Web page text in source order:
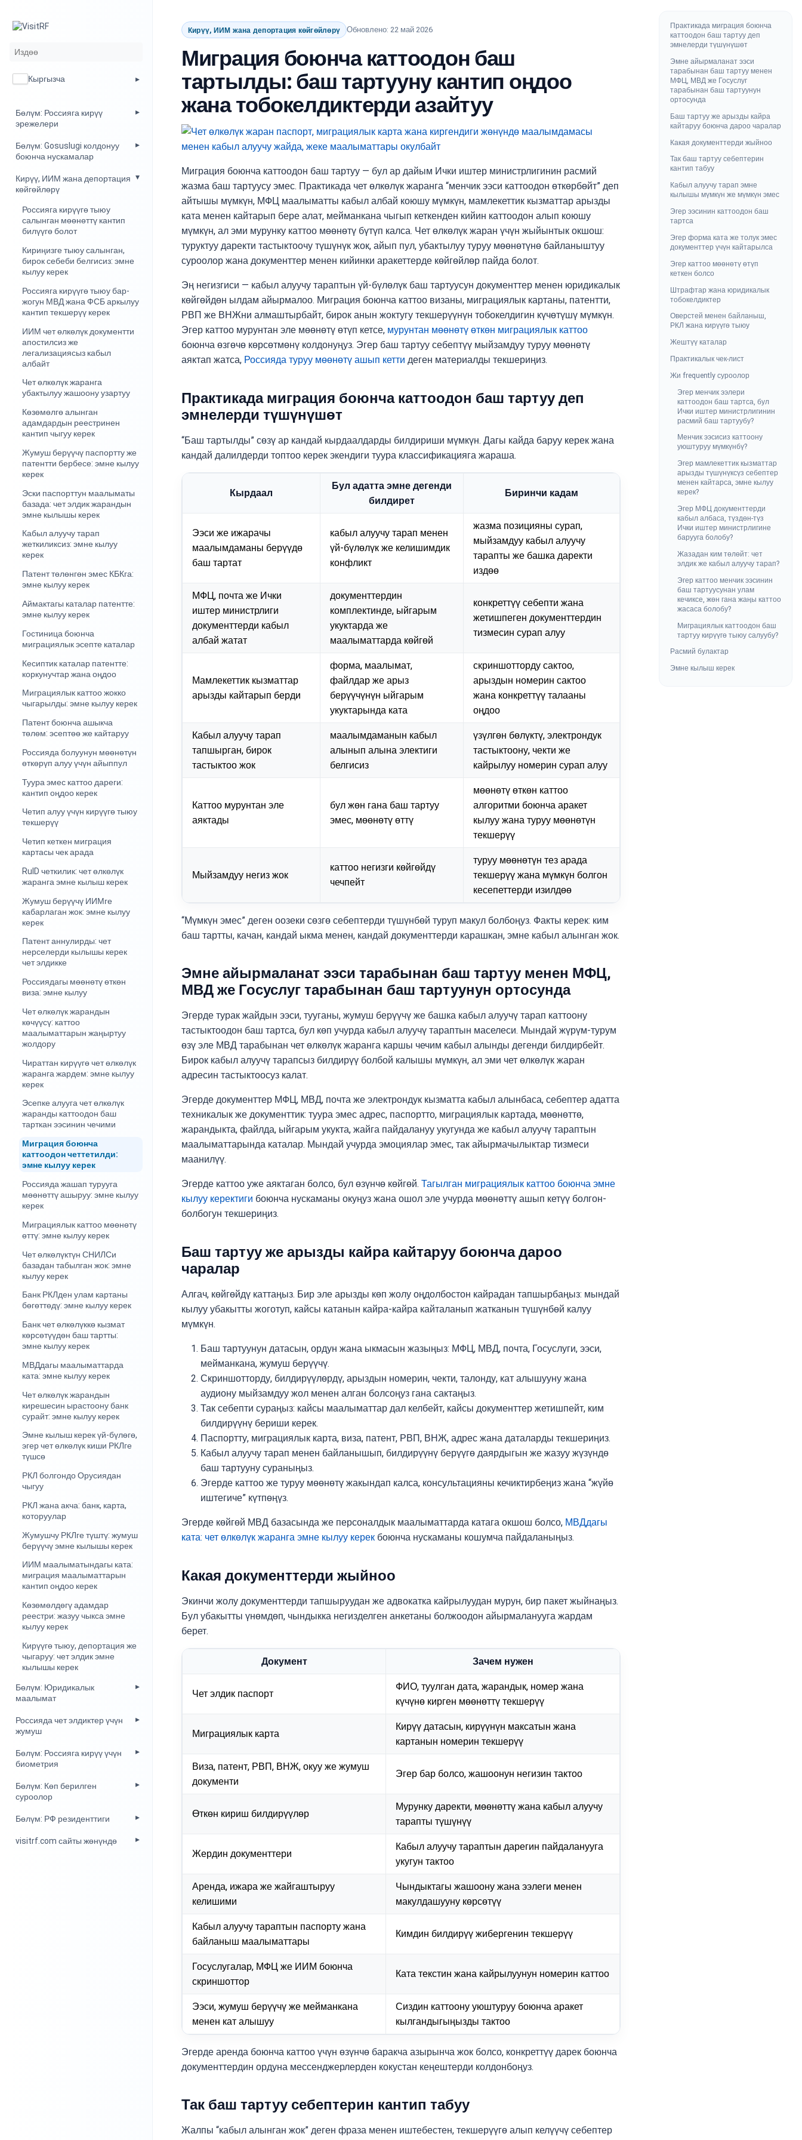
Кыргызча
Бөлүм: Россияга кирүү
эрежелери
Бөлүм: Gosuslugi колдонуу
боюнча нускамалар
Кирүү, ИИМ жана депортация
көйгөйлөрү
Россияга кирүүгө тыюу
салынган мөөнөттү кантип
билүүгө болот
Кириңизге тыюу салынган,
бирок себеби белгисиз: эмне
кылуу керек
Россияга кирүүгө тыюу бар-
жогун МВД жана ФСБ аркылуу
кантип текшерүү керек
ИИМ чет өлкөлүк документти
апостилсиз же
легализациясыз кабыл
албайт
Чет өлкөлүк жаранга
убактылуу жашоону узартуу
Көзөмөлгө алынган
адамдардын реестринен
кантип чыгуу керек
Жумуш берүүчү паспортту же
патентти бербесе: эмне кылуу
керек
Эски паспорттун маалыматы
базада: чет элдик жарандын
эмне кылышы керек
Кабыл алуучу тарап
жеткиликсиз: эмне кылуу
керек
Патент төлөнгөн эмес КБКга:
эмне кылуу керек
Аймактагы каталар патентте:
эмне кылуу керек
Гостиница боюнча
миграциялык эсепте каталар
Кесиптик каталар патентте:
коркунучтар жана оңдоо
Миграциялык каттоо жокко
чыгарылды: эмне кылуу керек
Патент боюнча ашыкча
төлөм: эсептөө же кайтаруу
Россияда болуунун мөөнөтүн
өткөрүп алуу үчүн айыппул
Туура эмес каттоо дареги:
кантип оңдоо керек
Четип алуу үчүн кирүүгө тыюу
текшерүү
Четип кеткен миграция
картасы чек арада
RuID четкилик: чет өлкөлүк
жаранга эмне кылыш керек
Жумуш берүүчү ИИМге
кабарлаган жок: эмне кылуу
керек
Патент аннулирды: чет
нерселерди кылышы керек
чет элдикке
Россиядагы мөөнөтү өткөн
виза: эмне кылуу
Чет өлкөлүк жарандын
көчүүсү: каттоо
маалыматтарын жаңыртуу
жолдору
Чираттан кирүүгө чет өлкөлүк
жаранга жардем: эмне кылуу
керек
Эсепке алууга чет өлкөлүк
жаранды каттоодон баш
тарткан ээсинин чечими
Миграция боюнча
каттоодон четтетилди:
эмне кылуу керек
Россияда жашап турууга
мөөнөттү ашыруу: эмне кылуу
керек
Миграциялык каттоо мөөнөтү
өттү: эмне кылуу керек
Чет өлкөлүктүн СНИЛСи
базадан табылган жок: эмне
кылуу керек
Банк РКЛден улам картаны
бөгөттөдү: эмне кылуу керек
Банк чет өлкөлүккө кызмат
көрсөтүүдөн баш тартты:
эмне кылуу керек
МВДдагы маалыматтарда
ката: эмне кылуу керек
Чет өлкөлүк жарандын
кирешесин ырастоону банк
сурайт: эмне кылуу керек
Эмне кылыш керек үй-бүлөгө,
эгер чет өлкөлүк киши РКЛге
түшсө
РКЛ болгондо Орусиядан
чыгуу
РКЛ жана акча: банк, карта,
которуулар
Жумушчу РКЛге түштү: жумуш
берүүчү эмне кылышы керек
ИИМ маалыматындагы ката:
миграция маалыматтарын
кантип оңдоо керек
Көзөмөлдөгү адамдар
реестри: жазуу чыкса эмне
кылуу керек
Кирүүгө тыюу, депортация же
чыгаруу: чет элдик эмне
кылышы керек
Бөлүм: Юридикалык
маалымат
Россияда чет элдиктер үчүн
жумуш
Бөлүм: Россияга кирүү үчүн
биометрия
Бөлүм: Көп берилген
суроолор
Бөлүм: РФ резиденттиги
visitrf.com сайты жөнүндө
Кирүү, ИИМ жана депортация көйгөйлөрү Обновлено: 22 май 2026
Миграция боюнча каттоодон баш
тартылды: баш тартууну кантип оңдоо
жана тобокелдиктерди азайтуу
Миграция боюнча каттоодон баш тартуу — бул ар дайым Ички иштер министрлигинин расмий
жазма баш тартуусу эмес. Практикада чет өлкөлүк жаранга “менчик ээси каттоодон өткөрбөйт” деп
айтышы мүмкүн, МФЦ маалыматты кабыл албай коюшу мүмкүн, мамлекеттик кызматтар арызды
ката менен кайтарып бере алат, мейманкана чыгып кеткенден кийин каттоодон алып коюшу
мүмкүн, ал эми мурунку каттоо мөөнөтү бүтүп калса. Чет өлкөлүк жаран үчүн жыйынтык окшош:
туруктуу даректи тастыктоочу түшүнүк жок, айып пул, убактылуу туруу мөөнөтүнө байланыштуу
суроолор жана документтер менен кийинки аракеттерде көйгөйлөр пайда болот.
Эң негизгиси — кабыл алуучу тараптын үй-бүлөлүк баш тартуусун документтер менен юридикалык
көйгөйдөн ылдам айырмалоо. Миграция боюнча каттоо визаны, миграциялык картаны, патентти,
РВП же ВНЖни алмаштырбайт, бирок анын жоктугу текшерүүнүн тобокелдигин күчөтүшү мүмкүн.
Эгер каттоо мурунтан эле мөөнөтү өтүп кетсе, мурунтан мөөнөтү өткөн миграциялык каттоо
боюнча өзгөчө көрсөтмөнү колдонуңуз. Эгер баш тартуу себептүү мыйзамдуу туруу мөөнөтү
аяктап жатса, Россияда туруу мөөнөтү ашып кетти деген материалды текшериңиз.
Практикада миграция боюнча каттоодон баш тартуу деп
эмнелерди түшүнүшөт
“Баш тартылды” сөзү ар кандай кырдаалдарды билдириши мүмкүн. Дагы кайда баруу керек жана
кандай далилдерди топтоо керек экендиги туура классификацияга жараша.
Кырдаал
Бул адатта эмне дегенди
билдирет
Биринчи кадам
Ээси же ижарачы
маалымдаманы берүүдө
баш тартат
кабыл алуучу тарап менен
үй-бүлөлүк же келишимдик
конфликт
жазма позицияны сурап,
мыйзамдуу кабыл алуучу
тарапты же башка даректи
издөө
МФЦ, почта же Ички
иштер министрлиги
документтерди кабыл
албай жатат
документтердин
комплектинде, ыйгарым
укуктарда же
маалыматтарда көйгөй
конкреттүү себепти жана
жетишпеген документтердин
тизмесин сурап алуу
Мамлекеттик кызматтар
арызды кайтарып берди
форма, маалымат,
файлдар же арыз
берүүчүнүн ыйгарым
укуктарында ката
скриншотторду сактоо,
арыздын номерин сактоо
жана конкреттүү талааны
оңдоо
Кабыл алуучу тарап
тапшырган, бирок
тастыктоо жок
маалымдаманын кабыл
алынып алына электиги
белгисиз
үзүлгөн бөлүктү, электрондук
тастыктоону, чекти же
кайрылуу номерин сурап алуу
Каттоо мурунтан эле
аяктады
бул жөн гана баш тартуу
эмес, мөөнөтү өттү
мөөнөтү өткөн каттоо
алгоритми боюнча аракет
кылуу жана туруу мөөнөтүн
текшерүү
Мыйзамдуу негиз жок
каттоо негизги көйгөйдү
чечпейт
туруу мөөнөтүн тез арада
текшерүү жана мүмкүн болгон
кесепеттерди изилдөө
“Мүмкүн эмес” деген оозеки сөзгө себептерди түшүнбөй туруп макул болбоңуз. Факты керек: ким
баш тартты, качан, кандай ыкма менен, кандай документтерди карашкан, эмне кабыл алынган жок.
Эмне айырмаланат ээси тарабынан баш тартуу менен МФЦ,
МВД же Госуслуг тарабынан баш тартуунун ортосунда
Эгерде турак жайдын ээси, тууганы, жумуш берүүчү же башка кабыл алуучү тарап каттоону
тастыктоодон баш тартса, бул көп учурда кабыл алуучү тараптын маселеси. Мындай жүрүм-турум
өзү эле МВД тарабынан чет өлкөлүк жаранга каршы чечим кабыл алынды дегенди билдирбейт.
Бирок кабыл алуучү тарапсыз билдирүү болбой калышы мүмкүн, ал эми чет өлкөлүк жаран
адресин тастыктоосуз калат.
Эгерде документтер МФЦ, МВД, почта же электрондук кызматта кабыл алынбаса, себептер адатта
техникалык же документтик: туура эмес адрес, паспортто, миграциялык картада, мөөнөттө,
жарандыкта, файлда, ыйгарым укукта, жайга пайдалануу укугунда же кабыл алуучү тараптын
маалыматтарында каталар. Мындай учурда эмоциялар эмес, так айырмачылыктар тизмеси
маанилүү.
Эгерде каттоо уже аяктаган болсо, бул өзүнчө көйгөй. Тагылган миграциялык каттоо боюнча эмне
кылуу керектиги боюнча нускаманы окуңуз жана ошол эле учурда мөөнөттү ашып кетүү болгон-
болбогун текшериңиз.
Баш тартуу же арызды кайра кайтаруу боюнча дароо
чаралар
Алгач, көйгөйдү каттаңыз. Бир эле арызды көп жолу оңдолбостон кайрадан тапшырбаңыз: мындай
кылуу убакытты жоготуп, кайсы катанын кайра-кайра кайталанып жатканын түшүнбөй калуу
мүмкүн.
Баш тартуунун датасын, ордун жана ыкмасын жазыңыз: МФЦ, МВД, почта, Госуслуги, ээси,
мейманкана, жумуш берүүчү.
Скриншотторду, билдирүүлөрдү, арыздын номерин, чекти, талонду, кат алышууну жана
аудиону мыйзамдуу жол менен алган болсоңуз гана сактаңыз.
Так себепти сураңыз: кайсы маалыматтар дал келбейт, кайсы документтер жетишпейт, ким
билдирүүнү бериши керек.
Паспортту, миграциялык карта, виза, патент, РВП, ВНЖ, адрес жана даталарды текшериңиз.
Кабыл алуучу тарап менен байланышып, билдирүүнү берүүгө даярдыгын же жазуу жүзүндө
баш тартууну сураныңыз.
Эгерде каттоо же туруу мөөнөтү жакындап калса, консультацияны кечиктирбеңиз жана “жүйө
иштегиче” күтпөңүз.
Эгерде көйгөй МВД базасында же персоналдык маалыматтарда катага окшош болсо, МВДдагы
ката: чет өлкөлүк жаранга эмне кылуу керек боюнча нускаманы кошумча пайдаланыңыз.
Какая документтерди жыйноо
Экинчи жолу документтерди тапшыруудан же адвокатка кайрылуудан мурун, бир пакет жыйнаңыз.
Бул убакытты үнөмдөп, чындыкка негизделген анкетаны болжоодон айырмаланууга жардам
берет.
Документ Зачем нужен
Чет элдик паспорт
ФИО, туулган дата, жарандык, номер жана
күчүнө кирген мөөнөттү текшерүү
Миграциялык карта
Кирүү датасын, кирүүнүн максатын жана
картанын номерин текшерүү
Виза, патент, РВП, ВНЖ, окуу же жумуш
документи
Эгер бар болсо, жашоонун негизин тактоо
Өткөн кириш билдирүүлөр
Мурунку даректи, мөөнөттү жана кабыл алуучу
тарапты түшүнүү
Жердин документтери
Кабыл алуучу тараптын дарегин пайдаланууга
укугун тактоо
Аренда, ижара же жайгаштыруу
келишими
Чындыктагы жашоону жана ээлеги менен
макулдашууну көрсөтүү
Кабыл алуучу тараптын паспорту жана
байланыш маалыматтары
Кимдин билдирүү жибергенин текшерүү
Госуслугалар, МФЦ же ИИМ боюнча
скриншоттор
Ката текстин жана кайрылуунун номерин каттоо
Ээси, жумуш берүүчү же мейманкана
менен кат алышуу
Сиздин каттоону уюштуруу боюнча аракет
кылгандыгыңызды тактоо
Эгерде аренда боюнча каттоо үчүн өзүнчө баракча азырынча жок болсо, конкреттүү дарек боюнча
документтердин ордуна мессенджерлерден кокустан кеңештерди колдонбоңуз.
Так баш тартуу себептерин кантип табуу
Жалпы “кабыл алынган жок” деген фраза менен иштебестен, текшерүүгө алып келүүчү себептер
Практикада миграция боюнча
каттоодон баш тартуу деп
эмнелерди түшүнүшөт
Эмне айырмаланат ээси
тарабынан баш тартуу менен
МФЦ, МВД же Госуслуг
тарабынан баш тартуунун
ортосунда
Баш тартуу же арызды кайра
кайтаруу боюнча дароо чаралар
Какая документтерди жыйноо
Так баш тартуу себептерин
кантип табуу
Кабыл алуучу тарап эмне
кылышы мүмкүн же мүмкүн эмес
Эгер ээсинин каттоодон баш
тартса
Эгер форма ката же толук эмес
документтер үчүн кайтарылса
Эгер каттоо мөөнөтү өтүп
кеткен болсо
Штрафтар жана юридикалык
тобокелдиктер
Оверстей менен байланыш,
РКЛ жана кирүүгө тыюу
Жештүү каталар
Практикалык чек-лист
Жи frequently суроолор
Эгер менчик ээлери
каттоодон баш тартса, бул
Ички иштер министрлигинин
расмий баш тартуубу?
Менчик ээсисиз каттоону
уюштуруу мүмкүнбү?
Эгер мамлекеттик кызматтар
арызды түшүнүксүз себептер
менен кайтарса, эмне кылуу
керек?
Эгер МФЦ документтерди
кабыл албаса, түздөн-түз
Ички иштер министрлигине
барууга болобу?
Жазадан ким төлөйт: чет
элдик же кабыл алуучу тарап?
Эгер каттоо менчик ээсинин
баш тартуусунан улам
кечиксе, жөн гана жаңы каттоо
жасаса болобу?
Миграциялык каттоодон баш
тартуу кирүүгө тыюу салуубу?
Расмий булактар
Эмне кылыш керек